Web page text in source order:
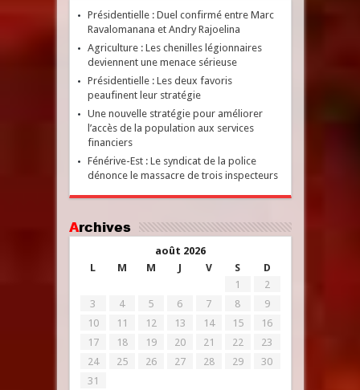
Présidentielle : Duel confirmé entre Marc
Ravalomanana et Andry Rajoelina
Agriculture : Les chenilles légionnaires
deviennent une menace sérieuse
Présidentielle : Les deux favoris
peaufinent leur stratégie
Une nouvelle stratégie pour améliorer
l’accès de la population aux services
financiers
Fénérive-Est : Le syndicat de la police
dénonce le massacre de trois inspecteurs
Archives
août 2026
L
M M J V S D
1
2
3
4 5 6 7 8
9
10
11 12 13 14 15
16
17
18 19 20 21 22
23
24
25 26 27 28 29
30
31